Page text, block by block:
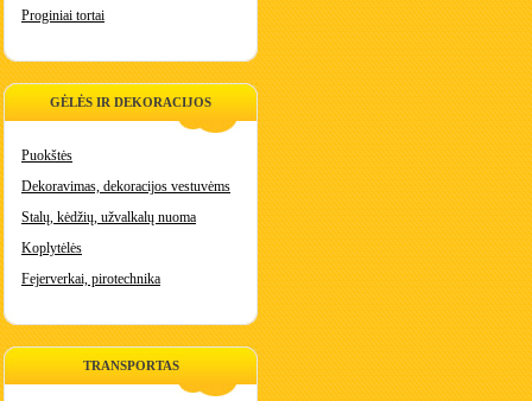
Proginiai tortai
GĖLĖS IR DEKORACIJOS
Puokštės
Dekoravimas, dekoracijos vestuvėms
Stalų, kėdžių, užvalkalų nuoma
Koplytėlės
Fejerverkai, pirotechnika
TRANSPORTAS